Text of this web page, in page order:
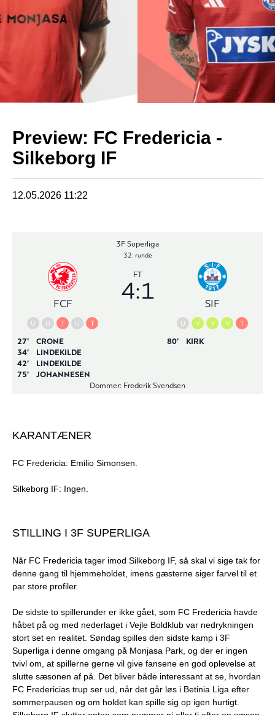
Preview: FC Fredericia -
Silkeborg IF
12.05.2026 11:22
KARANTÆNER
FC Fredericia: Emilio Simonsen.
Silkeborg IF: Ingen.
STILLING I 3F SUPERLIGA
Når FC Fredericia tager imod Silkeborg IF, så skal vi sige tak for
denne gang til hjemmeholdet, imens gæsterne siger farvel til et
par store profiler.
De sidste to spillerunder er ikke gået, som FC Fredericia havde
håbet på og med nederlaget i Vejle Boldklub var nedrykningen
stort set en realitet. Søndag spilles den sidste kamp i 3F
Superliga i denne omgang på Monjasa Park, og der er ingen
tvivl om, at spillerne gerne vil give fansene en god oplevelse at
slutte sæsonen af på. Det bliver både interessant at se, hvordan
FC Fredericias trup ser ud, når det går løs i Betinia Liga efter
sommerpausen og om holdet kan spille sig op igen hurtigt.